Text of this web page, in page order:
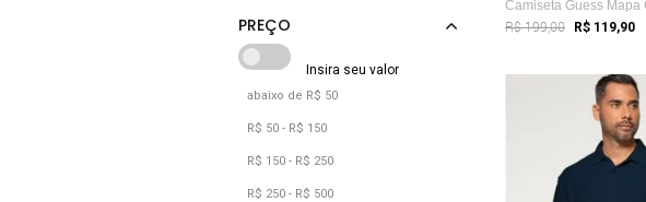
abaixo de R$ 50
R$ 50 - R$ 150
R$ 150 - R$ 250
R$ 250 - R$ 500
R$ 199,00 R$ 119,90